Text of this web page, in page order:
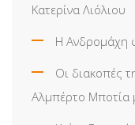
Κατερίνα Λιόλιου
Η Ανδρομάχη
Οι διακοπές
Αλμπέρτο Μποτία